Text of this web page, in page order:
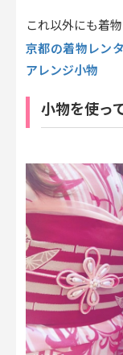
これ以外にも着
京都の着物レン
アレンジ小物
小物を使っ